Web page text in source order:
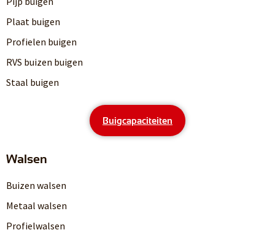
Plaat buigen
Profielen buigen
RVS buizen buigen
Staal buigen
Buigcapaciteiten
Walsen
Buizen walsen
Metaal walsen
Profielwalsen